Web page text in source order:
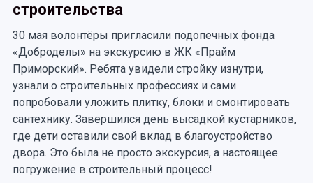
строительства
30 мая волонтёры пригласили подопечных фонда
«Доброделы» на экскурсию в ЖК «Прайм
Приморский». Ребята увидели стройку изнутри,
узнали о строительных профессиях и сами
попробовали уложить плитку, блоки и смонтировать
сантехнику. Завершился день высадкой кустарников,
где дети оставили свой вклад в благоустройство
двора. Это была не просто экскурсия, а настоящее
погружение в строительный процесс!